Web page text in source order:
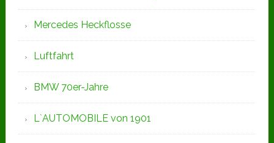
Mercedes Heckflosse
Luftfahrt
BMW 70er-Jahre
L`AUTOMOBILE von 1901